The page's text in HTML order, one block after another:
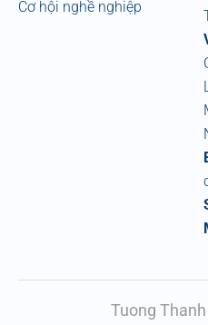
Cơ hội nghề nghiệp
Tuong